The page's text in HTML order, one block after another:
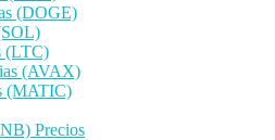
(DOGE)
(LTC)
(AVAX)
(MATIC)
Precios